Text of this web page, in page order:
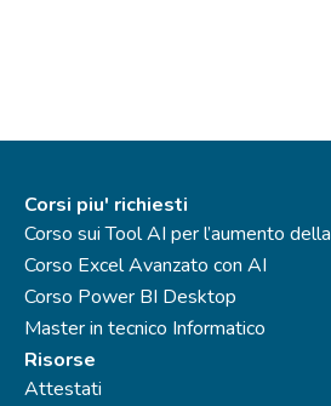
Corsi piu' richiesti
Corso sui Tool AI per l’aumento
Corso Excel Avanzato con AI
Corso Power BI Desktop
Master in tecnico Informatico
Risorse
Attestati